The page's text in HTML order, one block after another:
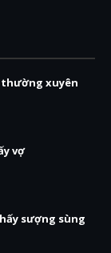
thường xuyên
vợ
sượng sùng